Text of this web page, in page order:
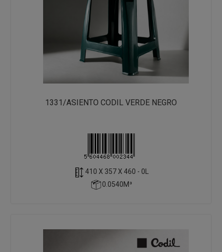
1331/ASIENTO CODIL VERDE NEGRO
410 X 357 X 460 - 0L
0.0540M³